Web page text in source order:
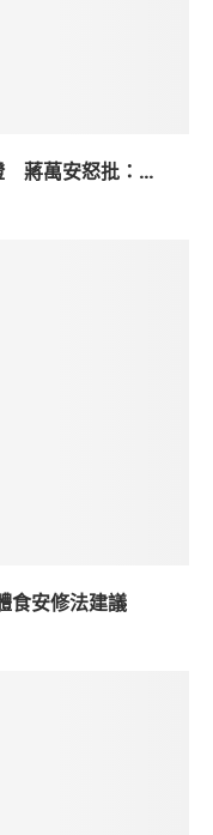
蔣萬安怒批：...
食安修法建議